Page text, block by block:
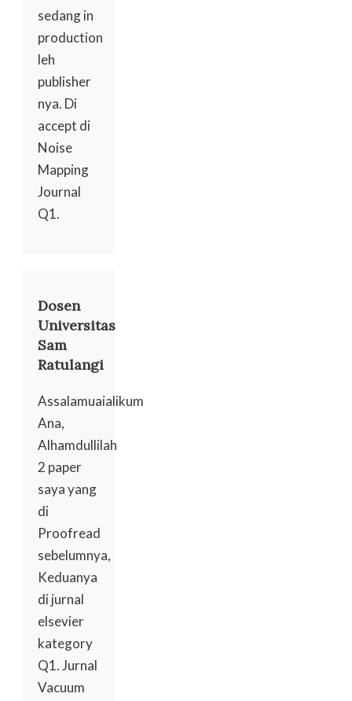
sedang in
production
leh
publisher
nya. Di
accept di
Noise
Mapping
Journal
Q1.
Dosen
Universitas
Sam
Ratulangi
Assalamuaialikum
Ana,
Alhamdullilah
2 paper
saya yang
di
Proofread
sebelumnya,
Keduanya
di jurnal
elsevier
kategory
Q1. Jurnal
Vacuum